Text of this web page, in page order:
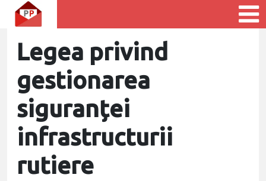
Legea privind
gestionarea
siguranței
infrastructurii
rutiere